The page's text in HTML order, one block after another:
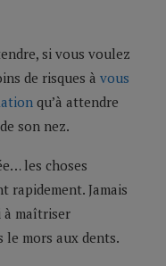
si vous voulez
de risques à vous
qu’à attendre
son nez.
les choses
rapidement. Jamais
à maîtriser
mors aux dents.